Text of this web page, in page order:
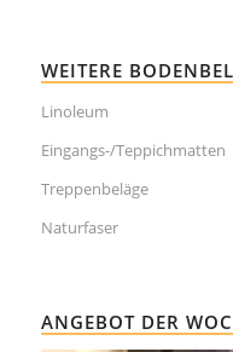
WEITERE
Linoleum
Eingangs-/Teppichmatten
Treppenbeläge
Naturfaser
ANGEBOT DER